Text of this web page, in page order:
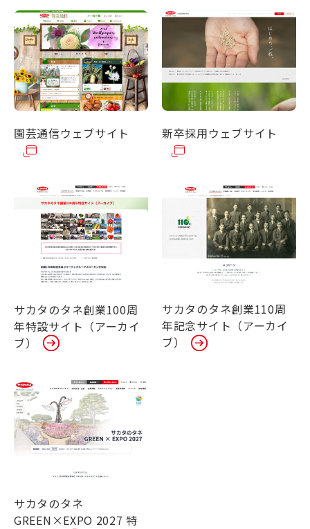
園芸通信ウェブサイト 新卒採用ウェブサイト
サカタのタネ創業100周
年特設サイト（アーカイ
ブ）
サカタのタネ創業110周
年記念サイト（アーカイ
ブ）
サカタのタネ
GREEN×EXPO 2027 特